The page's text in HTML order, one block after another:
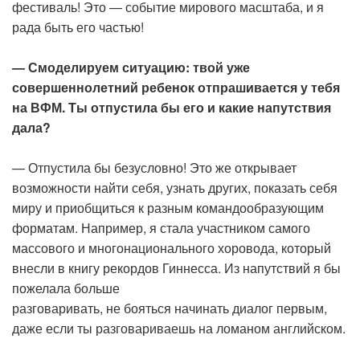
фестиваль! Это — событие мирового масштаба, и я
рада быть его частью!
— Смоделируем ситуацию: твой уже
совершеннолетний ребенок отпрашивается у тебя
на ВФМ. Ты отпустила бы его и какие напутствия
дала?
— Отпустила бы безусловно! Это же открывает
возможности найти себя, узнать других, показать себя
миру и приобщиться к разным командообразующим
форматам. Например, я стала участником самого
массового и многонационального хоровода, который
внесли в книгу рекордов Гиннесса. Из напутствий я бы
пожелала больше
разговаривать, не бояться начинать диалог первым,
даже если ты разговариваешь на ломаном английском.